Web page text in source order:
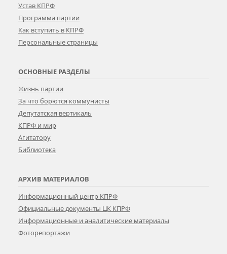
Устав КПРФ
Программа партии
Как вступить в КПРФ
Персональные страницы
ОСНОВНЫЕ РАЗДЕЛЫ
Жизнь партии
За что борются коммунисты
Депутатская вертикаль
КПРФ и мир
Агитатору
Библиотека
АРХИВ МАТЕРИАЛОВ
Информационный центр КПРФ
Официальные документы ЦК КПРФ
Информационные и аналитические материалы
Фоторепортажи